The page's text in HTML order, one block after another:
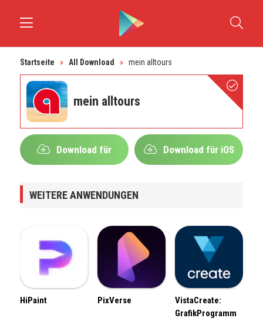
Startseite » All Download » mein alltours
mein alltours
Download für Download für iOS
WEITERE ANWENDUNGEN
HiPaint PixVerse
VistaCreate:
GrafikProgramm